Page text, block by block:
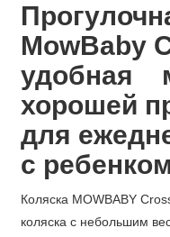
MowBaby
удобная
хорошей
для
с
Коляска MOWBABY
коляска с небольшим